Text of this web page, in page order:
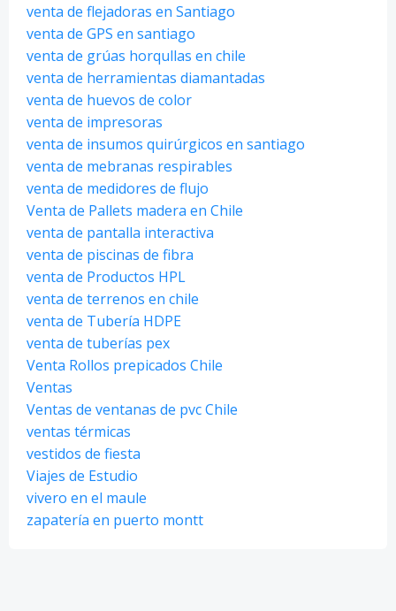
venta de flejadoras en Santiago
venta de GPS en santiago
venta de grúas horqullas en chile
venta de herramientas diamantadas
venta de huevos de color
venta de impresoras
venta de insumos quirúrgicos en santiago
venta de mebranas respirables
venta de medidores de flujo
Venta de Pallets madera en Chile
venta de pantalla interactiva
venta de piscinas de fibra
venta de Productos HPL
venta de terrenos en chile
venta de Tubería HDPE
venta de tuberías pex
Venta Rollos prepicados Chile
Ventas
Ventas de ventanas de pvc Chile
ventas térmicas
vestidos de fiesta
Viajes de Estudio
vivero en el maule
zapatería en puerto montt